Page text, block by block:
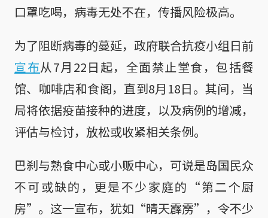
口罩吃喝，病毒无处不在，传播风险极高。
为了阻断病毒的蔓延，政府联合抗疫小组日前
宣布从7月22日起，全面禁止堂食，包括餐
馆、咖啡店和食阁，直到8月18日。其间，当
局将依据疫苗接种的进度，以及病例的增减，
评估与检讨，放松或收紧相关条例。
巴刹与熟食中心或小贩中心，可说是岛国民众
不可或缺的，更是不少家庭的“第二个厨
房”。这一宣布，犹如“晴天霹雳”，令不少